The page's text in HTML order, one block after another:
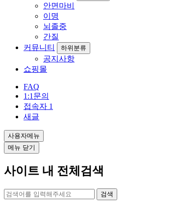
안면마비
이명
뇌졸중
간질
커뮤니티
하위분류
공지사항
쇼핑몰
FAQ
1:1문의
접속자 1
새글
사용자메뉴
메뉴 닫기
사이트 내 전체검색
검색